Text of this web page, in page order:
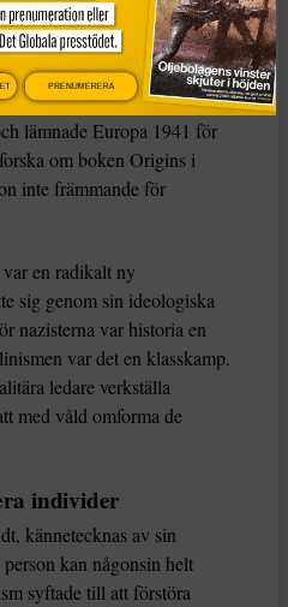
tyskjudisk familj år 1906 och
Heidegger och Karl
till sionistisk aktivism i Berlin
en kontakt med gestapo
lämnade Europa 1941 för
om boken Origins i
inte främmande för
en radikalt ny
sig genom sin ideologiska
nazisterna var historia en
var det en klasskamp.
ledare verkställa
med våld omforma de
individer
kännetecknas av sin
kan någonsin helt
syftade till att förstöra
PRENUMERERA